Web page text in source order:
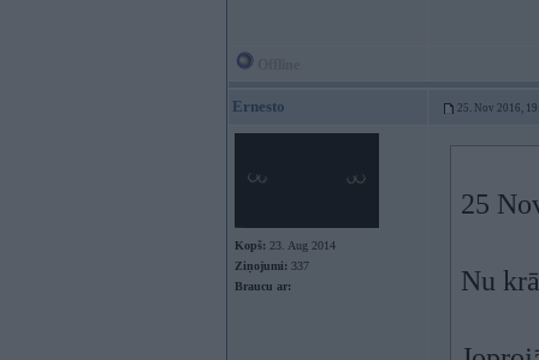
Ernesto 25. Nov 2016,
Kopš: 23. Aug 2014
Ziņojumi: 337
Braucu ar:
25
Nu